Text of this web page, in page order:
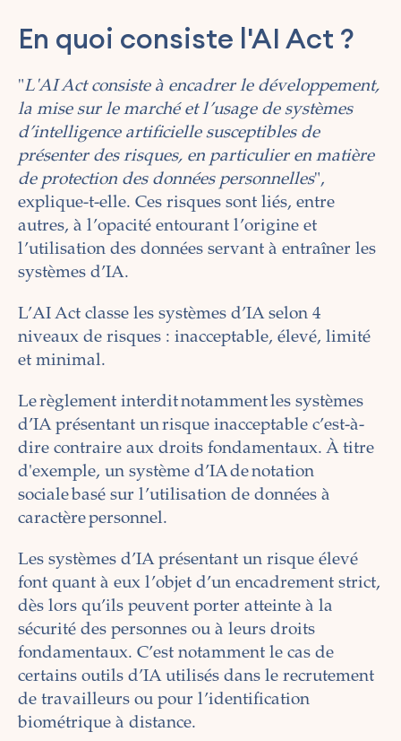
En quoi consiste l'AI Act ?
"L'AI Act consiste à encadrer le développement,
la mise sur le marché et l’usage de systèmes
d’intelligence artificielle susceptibles de
présenter des risques, en particulier en matière
de protection des données personnelles",
explique-t-elle. Ces risques sont liés, entre
autres, à l’opacité entourant l’origine et
l’utilisation des données servant à entraîner les
systèmes d’IA.
L’AI Act classe les systèmes d’IA selon 4
niveaux de risques : inacceptable, élevé, limité
et minimal.
Le règlement interdit notamment les systèmes
d’IA présentant un risque inacceptable c’est-à-
dire contraire aux droits fondamentaux. À titre
d'exemple, un système d’IA de notation
sociale basé sur l’utilisation de données à
caractère personnel.
Les systèmes d’IA présentant un risque élevé
font quant à eux l’objet d’un encadrement strict,
dès lors qu’ils peuvent porter atteinte à la
sécurité des personnes ou à leurs droits
fondamentaux. C’est notamment le cas de
certains outils d’IA utilisés dans le recrutement
de travailleurs ou pour l’identification
biométrique à distance.